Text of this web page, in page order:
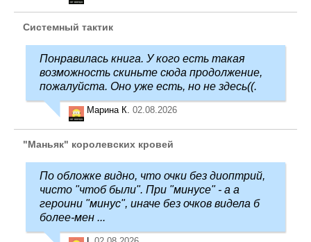
Системный тактик
Понравилась книга. У кого есть такая
возможность скиньте сюда продолжение,
пожалуйста. Оно уже есть, но не здесь((.
Марина К. 02.08.2026
"Маньяк" королевских кровей
По обложке видно, что очки без диоптрий,
чисто "чтоб были". При "минусе" - а а
героини "минус", иначе без очков видела б
более-мен ...